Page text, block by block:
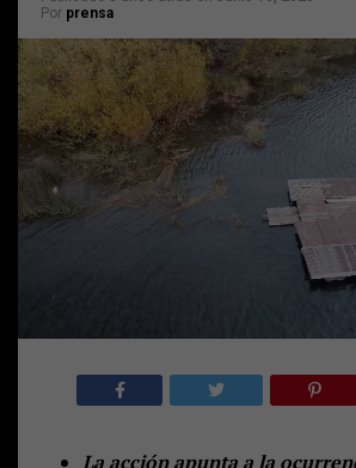
Por prensa
La acción apunta a la